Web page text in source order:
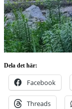
Dela det här:
Facebook
Threads